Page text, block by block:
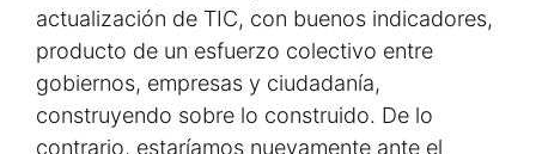
actualización de TIC, con buenos indicadores,
producto de un esfuerzo colectivo entre
gobiernos, empresas y ciudadanía,
construyendo sobre lo construido. De lo
contrario, estaríamos nuevamente ante el